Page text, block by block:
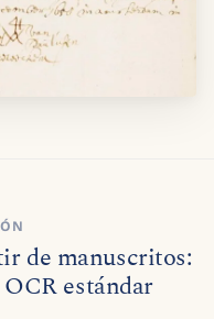
de manuscritos:
estándar